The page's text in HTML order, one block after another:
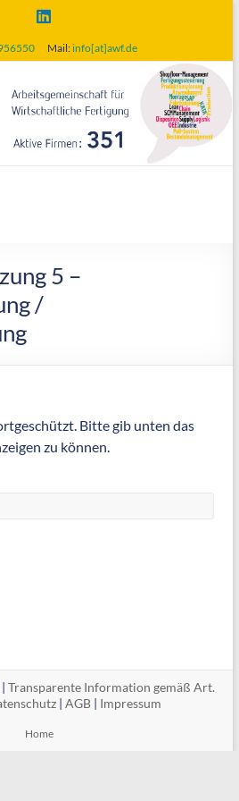
Mail:info[at]awf.de
5 –
/
Bitte gib unten das
zu können.
|Transparente Information gemäß Art.
| AGB| Impressum
Home